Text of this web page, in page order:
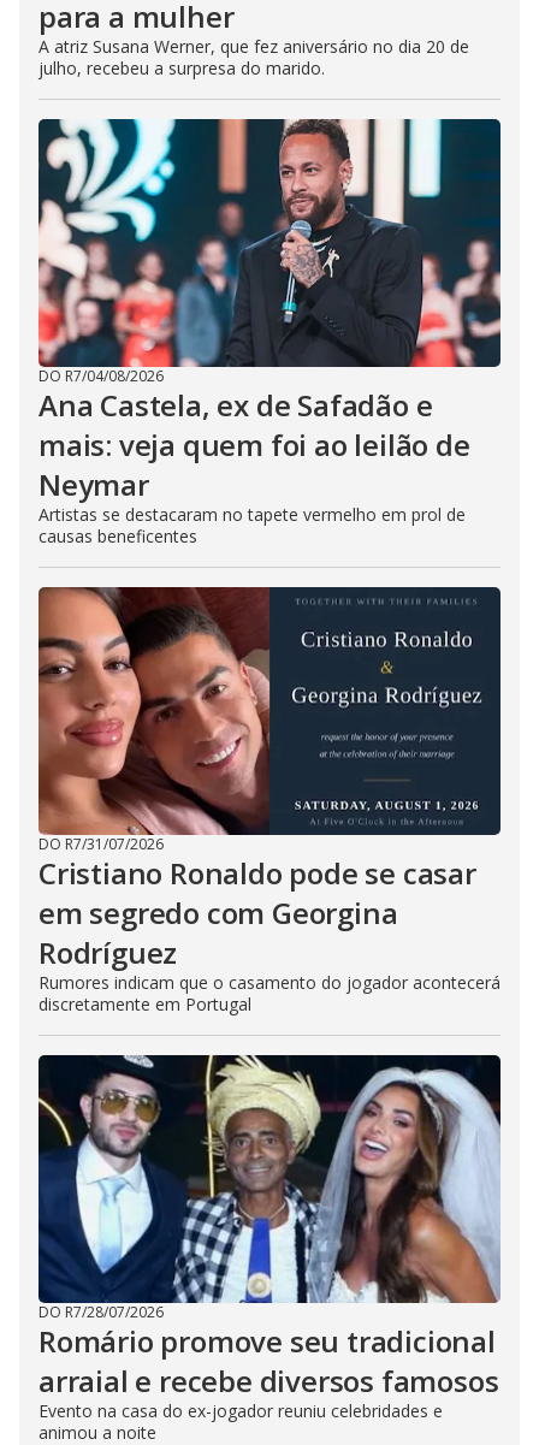
para a mulher
A atriz Susana Werner, que fez aniversário no dia 20 de
julho, recebeu a surpresa do marido.
DO R7/04/08/2026
Ana Castela, ex de Safadão e
mais: veja quem foi ao leilão de
Neymar
Artistas se destacaram no tapete vermelho em prol de
causas beneficentes
DO R7/31/07/2026
Cristiano Ronaldo pode se casar
em segredo com Georgina
Rodríguez
Rumores indicam que o casamento do jogador acontecerá
discretamente em Portugal
DO R7/28/07/2026
Romário promove seu tradicional
arraial e recebe diversos famosos
Evento na casa do ex-jogador reuniu celebridades e
animou a noite